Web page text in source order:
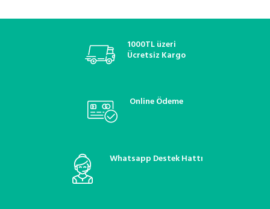
valeo klima valfi, zexel kompresör
yedek parça, kompresör elektrikli
valfi, klima basınç regülatörü,
klima bakım ve onarım
kompresör valfi, valeo klima valfi,
kompresör kontrol valfi, zigzel
klima valfi, oto klima yedek parça,
kompresör elektrikli valfi, klima
araç klima onarım valfi,
termostatik kontrol valfi, oto
1000TL üzeri
Ücretsiz Kargo
Online Ödeme
Whatsapp Destek Hattı